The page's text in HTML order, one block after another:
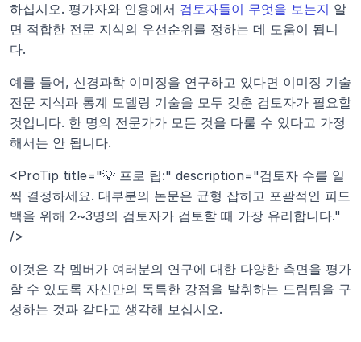
하십시오. 평가자와 인용에서 검토자들이 무엇을 보는지 알
면 적합한 전문 지식의 우선순위를 정하는 데 도움이 됩니
다.
예를 들어, 신경과학 이미징을 연구하고 있다면 이미징 기술
전문 지식과 통계 모델링 기술을 모두 갖춘 검토자가 필요할
것입니다. 한 명의 전문가가 모든 것을 다룰 수 있다고 가정
해서는 안 됩니다.
<ProTip title="💡 프로 팁:" description="검토자 수를 일
찍 결정하세요. 대부분의 논문은 균형 잡히고 포괄적인 피드
백을 위해 2~3명의 검토자가 검토할 때 가장 유리합니다."
/>
이것은 각 멤버가 여러분의 연구에 대한 다양한 측면을 평가
할 수 있도록 자신만의 독특한 강점을 발휘하는 드림팀을 구
성하는 것과 같다고 생각해 보십시오.